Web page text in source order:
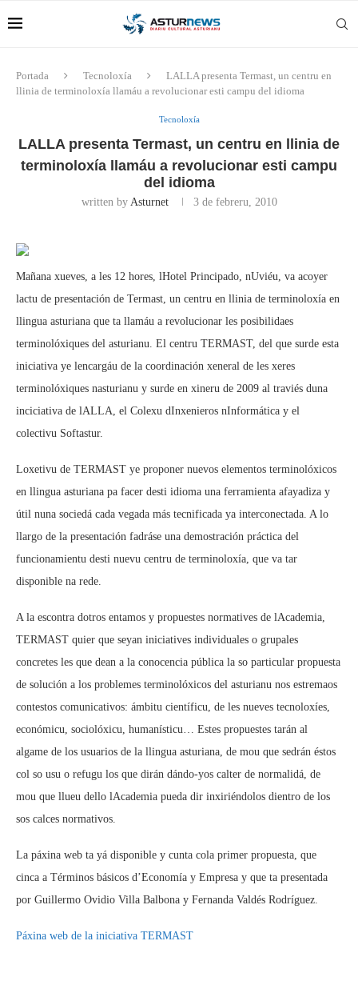
Portada Tecnoloxía
LALLA presenta Termast, un centru en
llinia de terminoloxía llamáu a revolucionar esti campu del idioma
Tecnoloxía
LALLA presenta Termast, un centru en llinia de
terminoloxía llamáu a revolucionar esti campu
del idioma
written by Asturnet 3 de febreru, 2010
Mañana xueves, a les 12 hores, lHotel Principado, nUviéu, va acoyer
lactu de presentación de Termast, un centru en llinia de terminoloxía en
llingua asturiana que ta llamáu a revolucionar les posibilidaes
terminolóxiques del asturianu. El centru TERMAST, del que surde esta
iniciativa ye lencargáu de la coordinación xeneral de les xeres
terminolóxiques nasturianu y surde en xineru de 2009 al traviés duna
inciciativa de lALLA, el Colexu dInxenieros nInformática y el
colectivu Softastur.
Loxetivu de TERMAST ye proponer nuevos elementos terminolóxicos
en llingua asturiana pa facer desti idioma una ferramienta afayadiza y
útil nuna sociedá cada vegada más tecnificada ya interconectada. A lo
llargo de la presentación fadráse una demostración práctica del
funcionamientu desti nuevu centru de terminoloxía, que va tar
disponible na rede.
A la escontra dotros entamos y propuestes normatives de lAcademia,
TERMAST quier que seyan iniciatives individuales o grupales
concretes les que dean a la conocencia pública la so particular propuesta
de solución a los problemes terminolóxicos del asturianu nos estremaos
contestos comunicativos: ámbitu científicu, de les nueves tecnoloxíes,
económicu, sociolóxicu, humanísticu… Estes propuestes tarán al
algame de los usuarios de la llingua asturiana, de mou que sedrán éstos
col so usu o refugu los que dirán dándo-yos calter de normalidá, de
mou que llueu dello lAcademia pueda dir inxiriéndolos dientro de los
sos calces normativos.
La páxina web ta yá disponible y cunta cola primer propuesta, que
cinca a Términos básicos d’Economía y Empresa y que ta presentada
por Guillermo Ovidio Villa Balbona y Fernanda Valdés Rodríguez.
Páxina web de la iniciativa TERMAST